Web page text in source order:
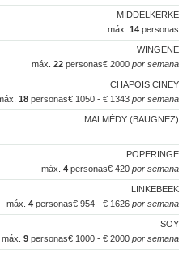
MIDDELKERKE
máx. 14 personas
WINGENE
€ 2000 por semana
máx. 22 personas
CHAPOIS CINEY
€ 1050 - € 1343 por semana
18 personas
MALMÉDY (BAUGNEZ)
POPERINGE
€ 420 por semana
máx. 4 personas
LINKEBEEK
€ 954 - € 1626 por semana
máx. 4 personas
SOY
€ 1000 - € 2000 por semana
máx. 9 personas